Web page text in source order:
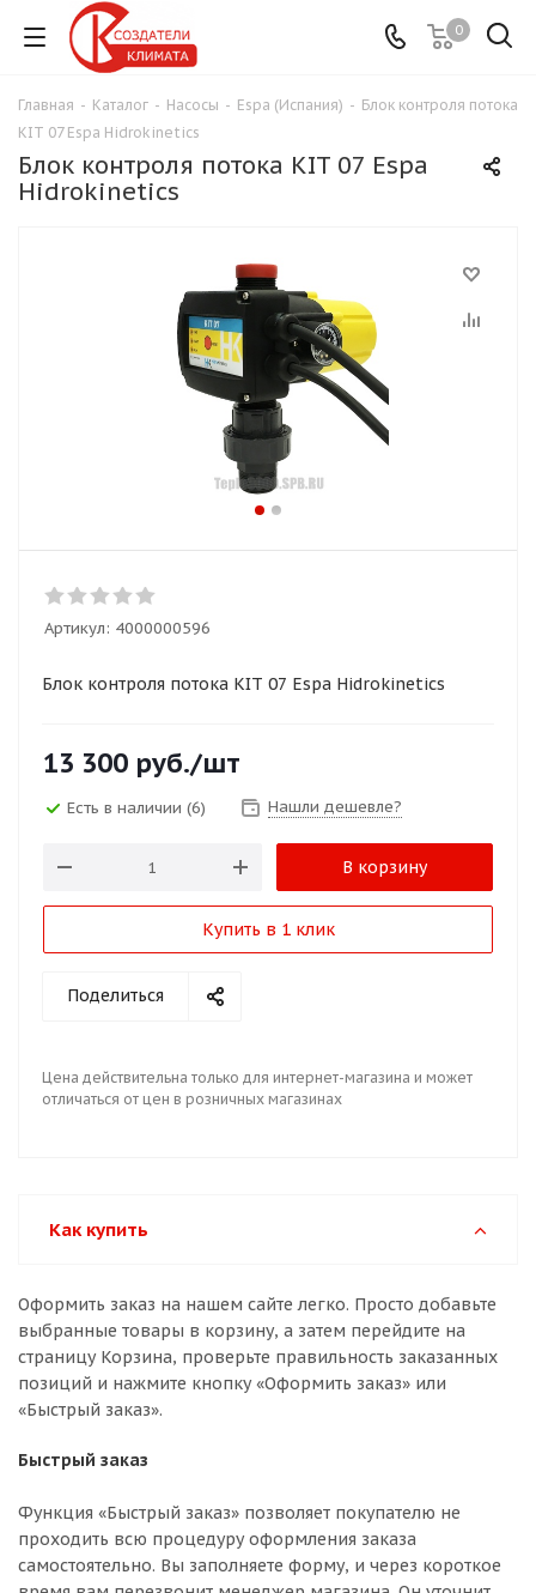
0
Главная - Каталог - Насосы - Espa (Испания) - Блок контроля потока
KIT 07 Espa Hidrokinetics
Блок контроля потока KIT 07 Espa
Hidrokinetics
Артикул: 4000000596
Блок контроля потока KIT 07 Espa Hidrokinetics
13 300 руб./шт
Есть в наличии (6) Нашли дешевле?
В корзину
Купить в 1 клик
Поделиться
Цена действительна только для интернет-магазина и может
отличаться от цен в розничных магазинах
Как купить
Оформить заказ на нашем сайте легко. Просто добавьте
выбранные товары в корзину, а затем перейдите на
страницу Корзина, проверьте правильность заказанных
позиций и нажмите кнопку «Оформить заказ» или
«Быстрый заказ».
Быстрый заказ
Функция «Быстрый заказ» позволяет покупателю не
проходить всю процедуру оформления заказа
самостоятельно. Вы заполняете форму, и через короткое